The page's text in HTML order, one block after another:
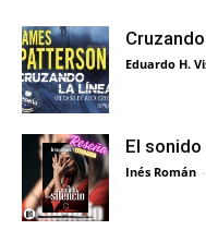
Eduardo H.
El
Inés Román -